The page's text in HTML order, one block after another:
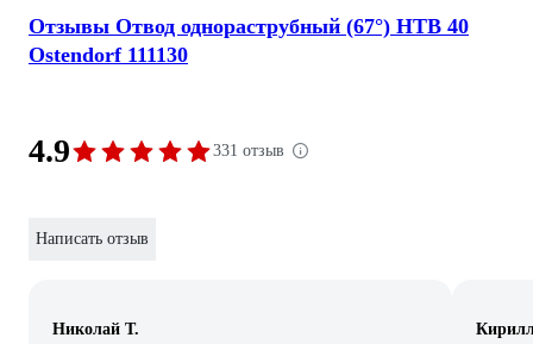
Отзывы Отвод однораструбный (67°) HTB 40
Ostendorf 111130
4.9 331 отзыв
Написать отзыв
Николай Т.